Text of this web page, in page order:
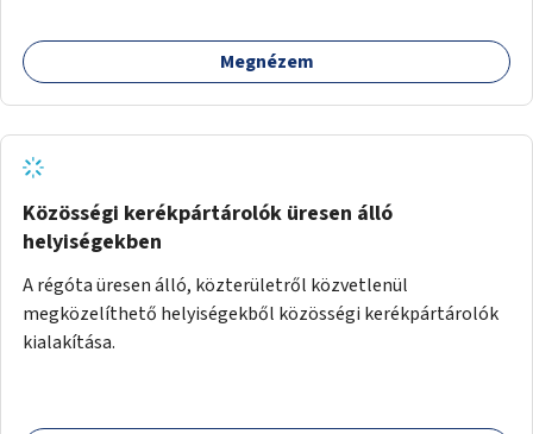
Megnézem
Közösségi kerékpártárolók üresen álló
helyiségekben
A régóta üresen álló, közterületről közvetlenül
megközelíthető helyiségekből közösségi kerékpártárolók
kialakítása.